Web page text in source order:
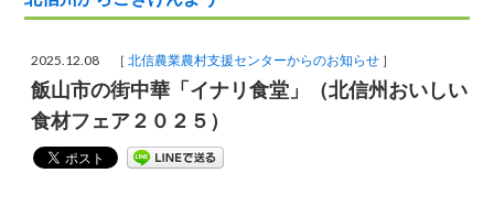
2025.12.08 ［北信農業農村支援センターからのお知らせ ］
飯山市の街中華「イナリ食堂」（北信州おいしい
食材フェア２０２５）